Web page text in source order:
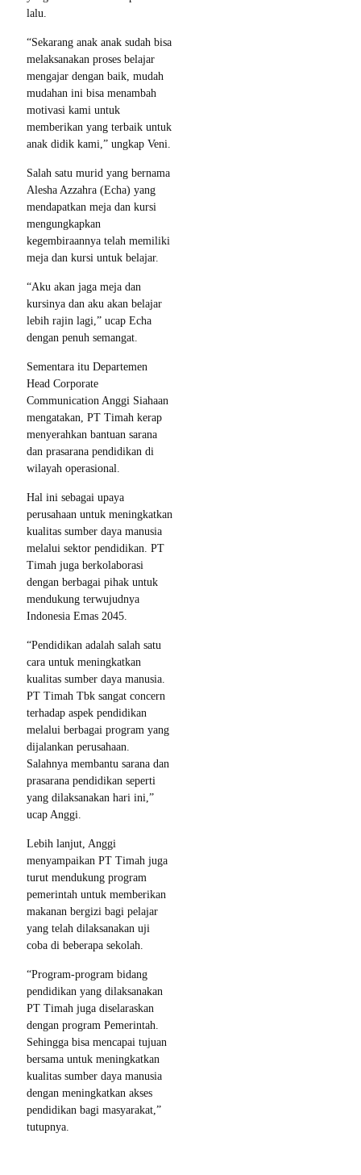
lalu.
“Sekarang anak anak sudah bisa
melaksanakan proses belajar
mengajar dengan baik, mudah
mudahan ini bisa menambah
motivasi kami untuk
memberikan yang terbaik untuk
anak didik kami,” ungkap Veni.
Salah satu murid yang bernama
Alesha Azzahra (Echa) yang
mendapatkan meja dan kursi
mengungkapkan
kegembiraannya telah memiliki
meja dan kursi untuk belajar.
“Aku akan jaga meja dan
kursinya dan aku akan belajar
lebih rajin lagi,” ucap Echa
dengan penuh semangat.
Sementara itu Departemen
Head Corporate
Communication Anggi Siahaan
mengatakan, PT Timah kerap
menyerahkan bantuan sarana
dan prasarana pendidikan di
wilayah operasional.
Hal ini sebagai upaya
perusahaan untuk meningkatkan
kualitas sumber daya manusia
melalui sektor pendidikan. PT
Timah juga berkolaborasi
dengan berbagai pihak untuk
mendukung terwujudnya
Indonesia Emas 2045.
“Pendidikan adalah salah satu
cara untuk meningkatkan
kualitas sumber daya manusia.
PT Timah Tbk sangat concern
terhadap aspek pendidikan
melalui berbagai program yang
dijalankan perusahaan.
Salahnya membantu sarana dan
prasarana pendidikan seperti
yang dilaksanakan hari ini,”
ucap Anggi.
Lebih lanjut, Anggi
menyampaikan PT Timah juga
turut mendukung program
pemerintah untuk memberikan
makanan bergizi bagi pelajar
yang telah dilaksanakan uji
coba di beberapa sekolah.
“Program-program bidang
pendidikan yang dilaksanakan
PT Timah juga diselaraskan
dengan program Pemerintah.
Sehingga bisa mencapai tujuan
bersama untuk meningkatkan
kualitas sumber daya manusia
dengan meningkatkan akses
pendidikan bagi masyarakat,”
tutupnya.